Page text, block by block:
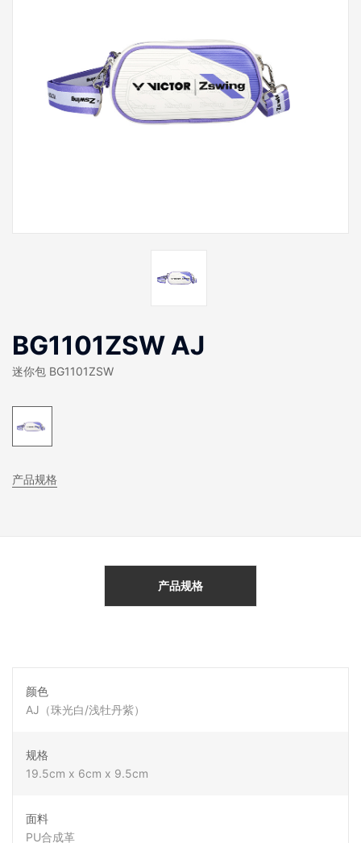
BG1101ZSW AJ
迷你包 BG1101ZSW
产品规格
产品规格
颜色
AJ（珠光白/浅牡丹紫）
规格
19.5cm x 6cm x 9.5cm
面料
PU合成革